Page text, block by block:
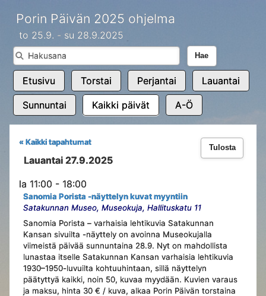
Porin Päivän 2025 ohjelma
to 25.9. - su 28.9.2025
Hae
Etusivu Torstai Perjantai Lauantai
Sunnuntai Kaikki päivät A-Ö
Tulosta
« Kaikki tapahtumat
Lauantai 27.9.2025
la 11:00 - 18:00
Sanomia Porista -näyttelyn kuvat myyntiin
Satakunnan Museo, Museokuja, Hallituskatu 11
Sanomia Porista – varhaisia lehtikuvia Satakunnan
Kansan sivuilta -näyttely on avoinna Museokujalla
viimeistä päivää sunnuntaina 28.9. Nyt on mahdollista
lunastaa itselle Satakunnan Kansan varhaisia lehtikuvia
1930–1950-luvuilta kohtuuhintaan, sillä näyttelyn
päätyttyä kaikki, noin 50, kuvaa myydään. Kuvien varaus
ja maksu, hinta 30 € / kuva, alkaa Porin Päivän torstaina